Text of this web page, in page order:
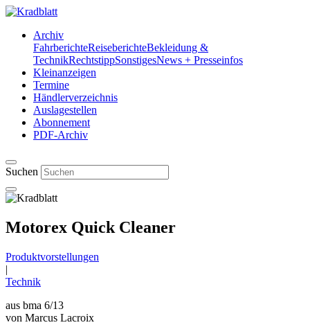
Archiv
FahrberichteReiseberichteBekleidung &
TechnikRechtstippSonstigesNews + Presseinfos
Kleinanzeigen
Termine
Händlerverzeichnis
Auslagestellen
Abonnement
PDF-Archiv
Suchen
Motorex Quick Cleaner
Produktvorstellungen
|
Technik
aus bma 6/13
von Marcus Lacroix